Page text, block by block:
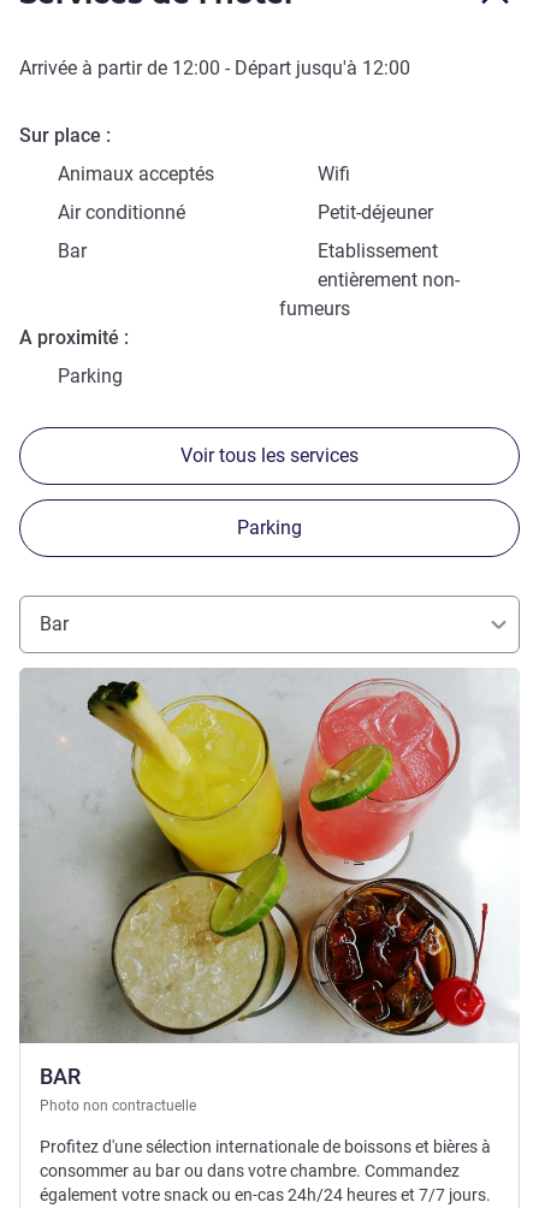
Arrivée à partir de 12:00 - Départ jusqu'à 12:00
Sur place
Animaux acceptés
Wifi
Air conditionné
Petit-déjeuner
Bar
Etablissement
entièrement non-
fumeurs
A proximité
Parking
Voir tous les services
Parking
Bar
BAR
Photo non contractuelle
Voir les détails
Profitez d'une sélection internationale de boissons et bières à
consommer au bar ou dans votre chambre. Commandez
également votre snack ou en-cas 24h/24 heures et 7/7 jours.